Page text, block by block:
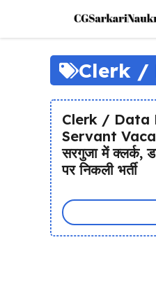
content
Clerk /
Clerk / Data
Servant
सरगुजा में क्लर्क,
पर निकली भर्ती